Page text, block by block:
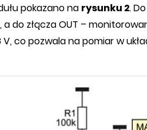
pokazano na rysunku 2.
do złącza OUT –
V, co pozwala na pomiar w